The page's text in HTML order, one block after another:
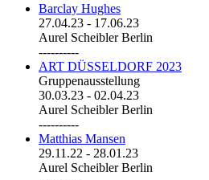
Barclay Hughes
27.04.23 - 17.06.23
Aurel Scheibler Berlin
----------
ART DÜSSELDORF 2023
Gruppenausstellung
30.03.23 - 02.04.23
Aurel Scheibler Berlin
----------
Matthias Mansen
29.11.22 - 28.01.23
Aurel Scheibler Berlin